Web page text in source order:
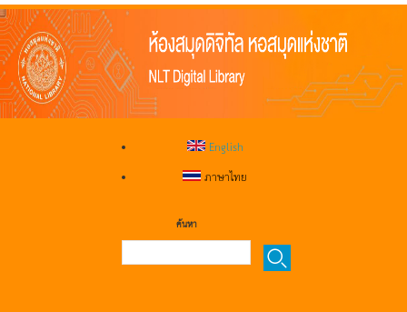
English
ภาษาไทย
ค้นหา